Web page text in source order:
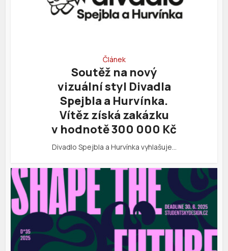
Článek
Soutěž na nový
vizuální styl Divadla
Spejbla a Hurvínka.
Vítěz získá zakázku
v hodnotě 300 000 Kč
Divadlo Spejbla a Hurvínka vyhlašuje…